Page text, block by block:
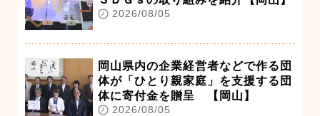
2026/08/05
岡山県内の企業経営者などで作る団
体が「ひとり親家庭」を支援する団
体に寄付金を贈呈 【岡山】
2026/08/05